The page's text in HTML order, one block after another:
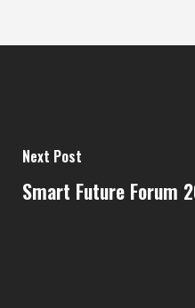
Next Post
Smart Future Forum